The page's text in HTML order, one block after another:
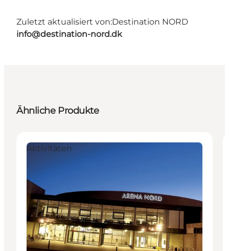
Zuletzt aktualisiert von:Destination NORD
info@destination-nord.dk
Ähnliche Produkte
Aktivitäten